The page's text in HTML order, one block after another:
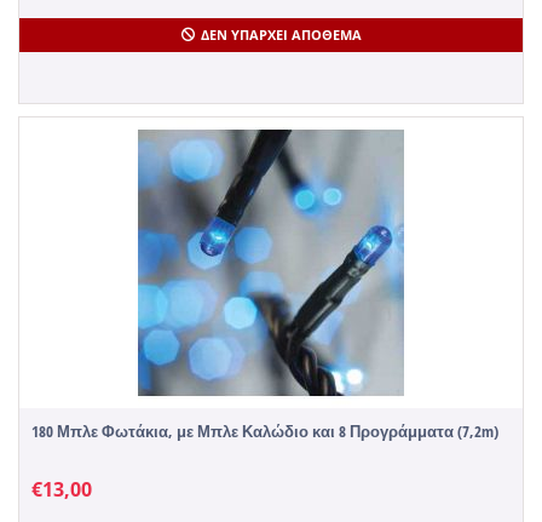
ΔΕΝ ΥΠΆΡΧΕΙ ΑΠΌΘΕΜΑ
180 Μπλε Φωτάκια, με Μπλε Καλώδιο και 8 Προγράμματα (7,2m)
€13,00